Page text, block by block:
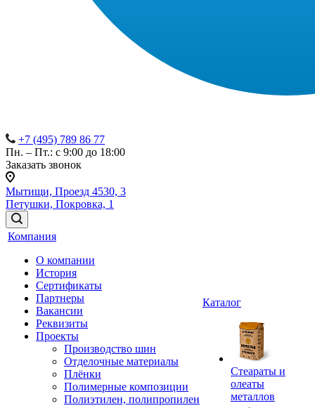
+7 (495) 789 86 77
Пн. – Пт.: с 9:00 до 18:00
Заказать звонок
Мытищи, Проезд 4530, 3
Петушки, Покровка, 1
Компания
О компании
История
Сертификаты
Партнеры
Вакансии
Реквизиты
Проекты
Производство шин
Отделочные материалы
Плёнки
Полимерные композиции
Полиэтилен, полипропилен
Каталог
Стеараты и
олеаты
металлов